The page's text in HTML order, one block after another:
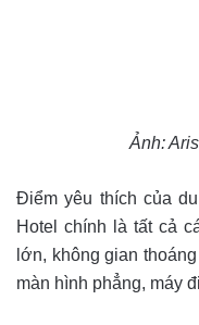
Ảnh:
Điểm yêu thích của
Hotel chính là tất cả
lớn, không gian
màn hình phẳng, máy